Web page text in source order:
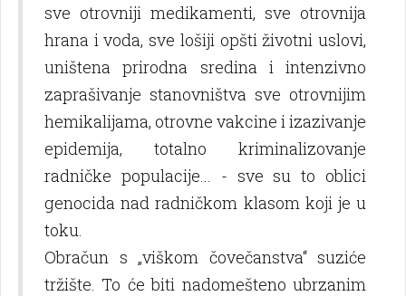
sve otrovniji medikamenti, sve otrovnija
hrana i voda, sve lošiji opšti životni uslovi,
uništena prirodna sredina i intenzivno
zaprašivanje stanovništva sve otrovnijim
hemikalijama, otrovne vakcine i izazivanje
epidemija, totalno kriminalizovanje
radničke populacije... - sve su to oblici
genocida nad radničkom klasom koji je u
toku.
Obračun s „viškom čovečanstva“ suziće
tržište. To će biti nadomešteno ubrzanim